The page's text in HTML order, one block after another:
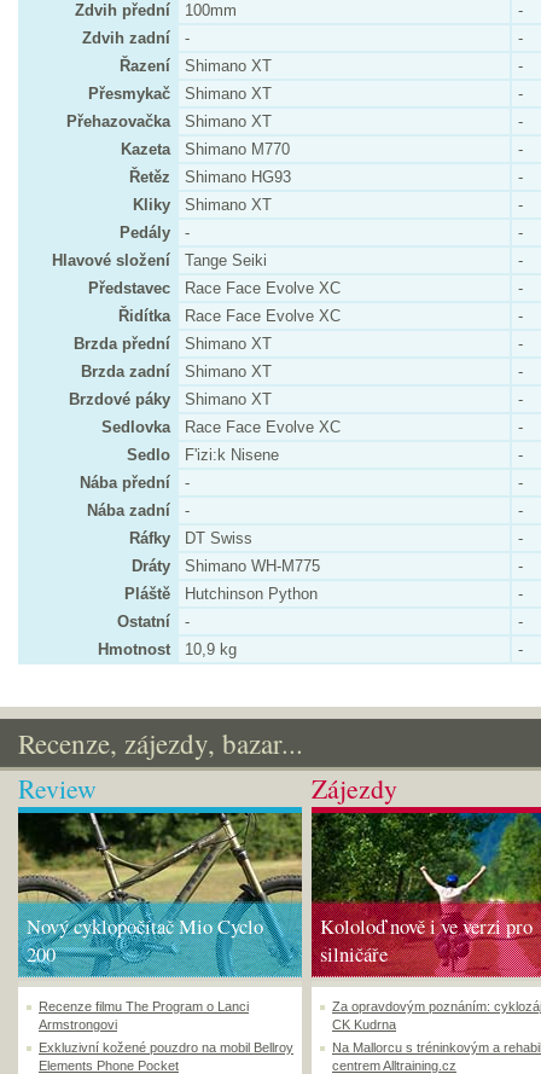
Zdvih přední
100mm
-
Zdvih zadní
-
-
Řazení
Shimano XT
-
Přesmykač
Shimano XT
-
Přehazovačka
Shimano XT
-
Kazeta
Shimano M770
-
Řetěz
Shimano HG93
-
Kliky
Shimano XT
-
Pedály
-
-
Hlavové složení
Tange Seiki
-
Představec
Race Face Evolve XC
-
Řidítka
Race Face Evolve XC
-
Brzda přední
Shimano XT
-
Brzda zadní
Shimano XT
-
Brzdové páky
Shimano XT
-
Sedlovka
Race Face Evolve XC
-
Sedlo
F'izi:k Nisene
-
Nába přední
-
-
Nába zadní
-
-
Ráfky
DT Swiss
-
Dráty
Shimano WH-M775
-
Pláště
Hutchinson Python
-
Ostatní
-
-
Hmotnost
10,9 kg -
Recenze, zájezdy, bazar...
Review
Nový cyklopočítač Mio Cyclo
200
Recenze filmu The Program o Lanci
Armstrongovi
Exkluzivní kožené pouzdro na mobil Bellroy
Elements Phone Pocket
Zájezdy
Kololoď nově i ve verzi pro
silničáře
Za opravdovým poznáním:
CK Kudrna
Na Mallorcu s tréninkovým a
centrem Alltraining.cz